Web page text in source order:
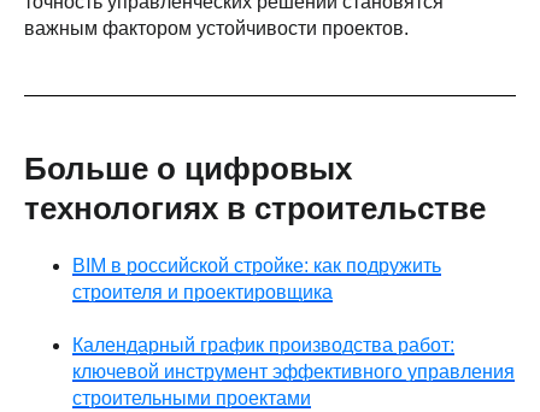
важным фактором устойчивости проектов.
Больше о цифровых
технологиях в строительстве
BIM в российской стройке: как подружить
строителя и проектировщика
Календарный график производства работ:
ключевой инструмент эффективного управления
строительными проектами